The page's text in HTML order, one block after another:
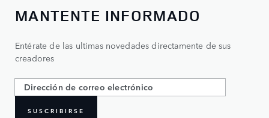
MANTENTE INFORMADO
Entérate de las ultimas novedades directamente de sus
creadores
SUSCRIBIRSE